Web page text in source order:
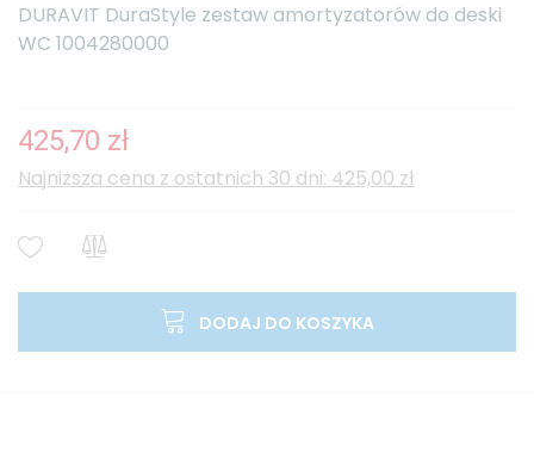
DURAVIT DuraStyle zestaw amortyzatorów do deski
WC 1004280000
425,70 zł
Najniższa cena z ostatnich 30 dni: 425,00 zł
DODAJ DO KOSZYKA